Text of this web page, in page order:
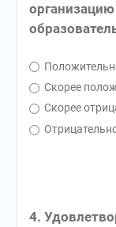
Скорее
Скорее
4.